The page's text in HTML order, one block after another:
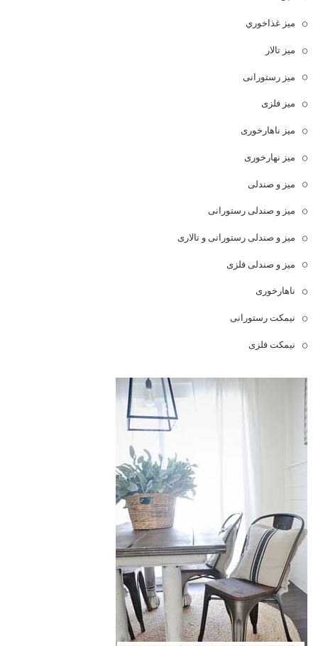
ميز غذاخوري
میز تالار
میز رستورانی
میز فلزی
میز ناهارخوری
میز نهارخوری
میز و صندلی
میز و صندلی رستورانی
میز و صندلی رستورانی و تالاری
میز و صندلی فلزی
ناهارخوری
نیمکت رستورانی
نیمکت فلزی